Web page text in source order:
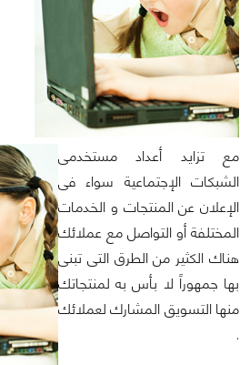
مع تزايد أعداد مستخدمى
الشبكات الإجتماعية سواء فى
الإعلان عن المنتجات و الخدمات
المختلفة أو التواصل مع عملائك
هناك الكثير من الطرق التى تبنى
بها جمهوراً لا بأس به لمنتجاتك
منها التسويق المشارك لعملائك
.